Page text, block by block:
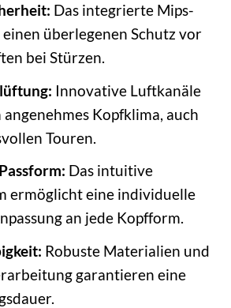
Das integrierte Mips-
überlegenen Schutz vor
bei Stürzen.
Innovative Luftkanäle
Kopfklima, auch
Touren.
Das intuitive
ermöglicht eine individuelle
an jede Kopfform.
Robuste Materialien und
garantieren eine